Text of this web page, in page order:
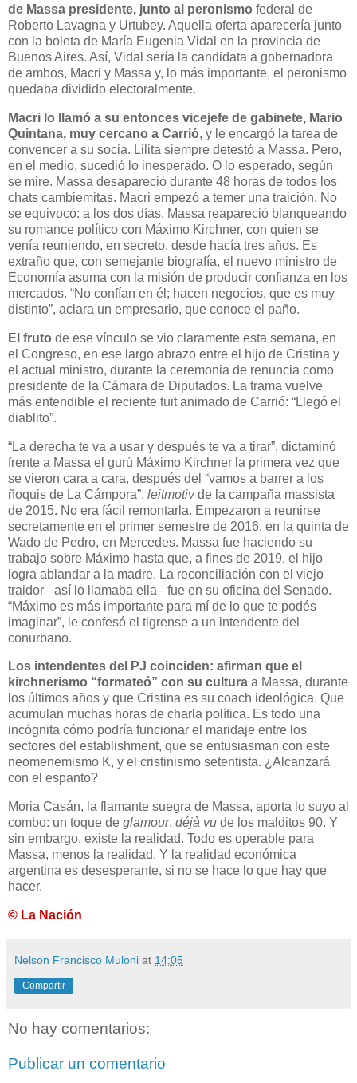
de Massa presidente, junto al peronismo federal de
Roberto Lavagna y Urtubey. Aquella oferta aparecería junto
con la boleta de María Eugenia Vidal en la provincia de
Buenos Aires. Así, Vidal sería la candidata a gobernadora
de ambos, Macri y Massa y, lo más importante, el peronismo
quedaba dividido electoralmente.
Macri lo llamó a su entonces vicejefe de gabinete, Mario
Quintana, muy cercano a Carrió, y le encargó la tarea de
convencer a su socia. Lilita siempre detestó a Massa. Pero,
en el medio, sucedió lo inesperado. O lo esperado, según
se mire. Massa desapareció durante 48 horas de todos los
chats cambiemitas. Macri empezó a temer una traición. No
se equivocó: a los dos días, Massa reapareció blanqueando
su romance político con Máximo Kirchner, con quien se
venía reuniendo, en secreto, desde hacía tres años. Es
extraño que, con semejante biografía, el nuevo ministro de
Economía asuma con la misión de producir confianza en los
mercados. “No confían en él; hacen negocios, que es muy
distinto”, aclara un empresario, que conoce el paño.
El fruto de ese vínculo se vio claramente esta semana, en
el Congreso, en ese largo abrazo entre el hijo de Cristina y
el actual ministro, durante la ceremonia de renuncia como
presidente de la Cámara de Diputados. La trama vuelve
más entendible el reciente tuit animado de Carrió: “Llegó el
diablito”.
“La derecha te va a usar y después te va a tirar”, dictaminó
frente a Massa el gurú Máximo Kirchner la primera vez que
se vieron cara a cara, después del “vamos a barrer a los
ñoquis de La Cámpora”, leitmotivde la campaña massista
de 2015. No era fácil remontarla. Empezaron a reunirse
secretamente en el primer semestre de 2016, en la quinta de
Wado de Pedro, en Mercedes. Massa fue haciendo su
trabajo sobre Máximo hasta que, a fines de 2019, el hijo
logra ablandar a la madre. La reconciliación con el viejo
traidor –así lo llamaba ella– fue en su oficina del Senado.
“Máximo es más importante para mí de lo que te podés
imaginar”, le confesó el tigrense a un intendente del
conurbano.
Los intendentes del PJ coinciden: afirman que el
kirchnerismo “formateó” con su cultura a Massa, durante
los últimos años y que Cristina es su coach ideológica. Que
acumulan muchas horas de charla política. Es todo una
incógnita cómo podría funcionar el maridaje entre los
sectores del establishment, que se entusiasman con este
neomenemismo K, y el cristinismo setentista. ¿Alcanzará
con el espanto?
Moria Casán, la flamante suegra de Massa, aporta lo suyo al
combo: un toque de glamour, déjà vu de los malditos 90. Y
sin embargo, existe la realidad. Todo es operable para
Massa, menos la realidad. Y la realidad económica
argentina es desesperante, si no se hace lo que hay que
hacer.
© La Nación
Nelson Francisco Muloni at 14:05
Compartir
No hay comentarios:
Publicar un comentario